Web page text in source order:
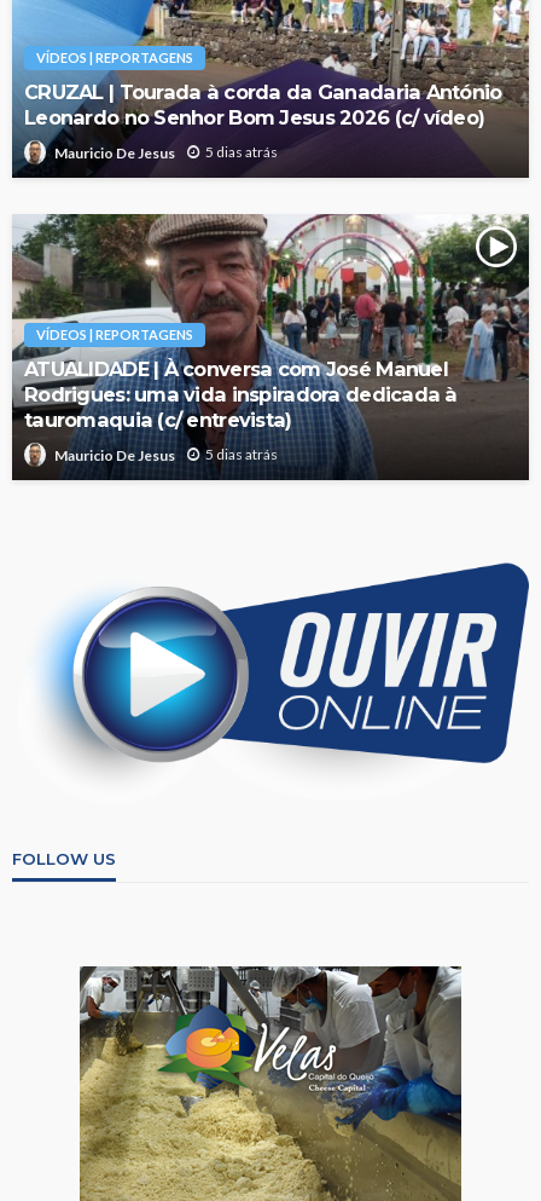
VÍDEOS | REPORTAGENS
CRUZAL | Tourada à corda da Ganadaria António
Leonardo no Senhor Bom Jesus 2026 (c/ vídeo)
Mauricio De Jesus 5 dias atrás
VÍDEOS | REPORTAGENS
ATUALIDADE | À conversa com José Manuel
Rodrigues: uma vida inspiradora dedicada à
tauromaquia (c/ entrevista)
Mauricio De Jesus 5 dias atrás
FOLLOW US